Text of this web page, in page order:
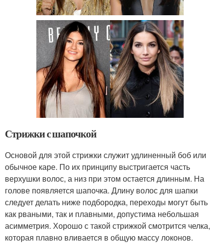
Стрижки с шапочкой
Основой для этой стрижки служит удлиненный боб или
обычное каре. По их принципу выстригается часть
верхушки волос, а низ при этом остается длинным. На
голове появляется шапочка. Длину волос для шапки
следует делать ниже подбородка, переходы могут быть
как рваными, так и плавными, допустима небольшая
асимметрия. Хорошо с такой стрижкой смотрится челка,
которая плавно вливается в общую массу локонов.